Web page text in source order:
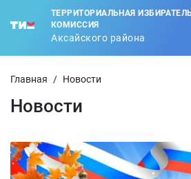
ТЕРРИТОРИАЛЬНАЯ
КОМИССИЯ
Аксайского района
Главная / Новости
Новости